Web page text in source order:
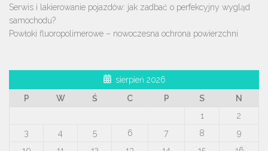
Serwis i lakierowanie pojazdów: jak zadbać o perfekcyjny wygląd
samochodu?
Powłoki fluoropolimerowe – nowoczesna ochrona powierzchni
sierpień 2026
P
W Ś C P S
N
1
2
3
4 5 6 7 8
9